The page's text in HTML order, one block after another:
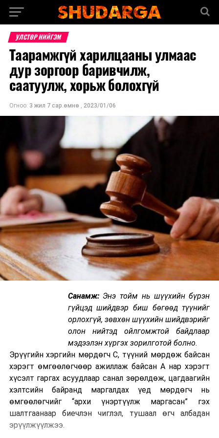
УЛСТӨР НИЙГЭМ
Таарамжгүй харилцааны улмаас
дур зоргоор баривчилж,
саатуулж, хорьж болохгүй
Огноо: 3 жил 7 сар.өмнө , 2023/01/06
Санамж:Энэ тойм нь шүүхийн бүрэн
гүйцэд шийдвэр биш бөгөөд түүнийг
орлохгүй, зөвхөн шүүхийн шийдвэрийг
олон нийтэд ойлгомжтой байдлаар
мэдээлэн хүргэх зорилготой болно.
Эрүүгийн хэргийн мөрдөгч С, түүний мөрдөж байсан
хэрэгт өмгөөлөгчөөр ажиллаж байсан А нар хэрэгт
хүсэлт гаргах асуудлаар санал зөрөлдөж, цагдаагийн
хэлтсийн байранд маргалдах үед мөрдөгч нь
өмгөөлөгчийг “архи үнэртүүлж маргасан” гэх
шалтгаанаар биечлэн чиглэл, тушаал өгч албадан
эрүүлжүүлжээ.